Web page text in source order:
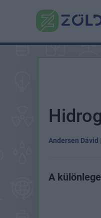
Andersen Dávid |
A